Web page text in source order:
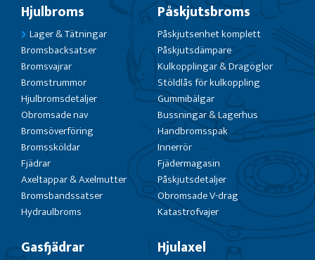
Hjulbroms
Lager & Tätningar
Bromsbacksatser
Bromsvajrar
Bromstrummor
Hjulbromsdetaljer
Obromsade nav
Bromsöverföring
Bromssköldar
Fjädrar
Axeltappar & Axelmutter
Bromsbandssatser
Hydraulbroms
Påskjutsbroms
Påskjutsenhet komplett
Påskjutsdämpare
Kulkopplingar & Dragöglor
Stöldlås för kulkoppling
Gummibälgar
Bussningar & Lagerhus
Handbromsspak
Innerrör
Fjädermagasin
Påskjutsdetaljer
Obromsade V-drag
Katastrofvajer
Gasfjädrar Hjulaxel